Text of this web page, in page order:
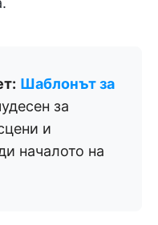
Шаблонът за
за
и
началото на